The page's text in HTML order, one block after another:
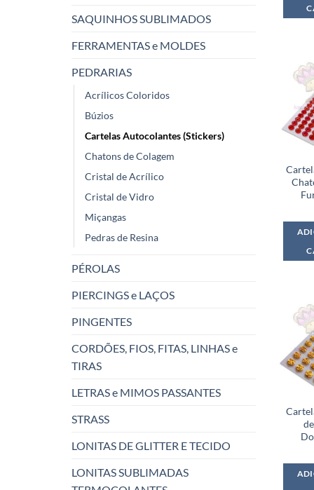
SAQUINHOS SUBLIMADOS
FERRAMENTAS e MOLDES
PEDRARIAS
Acrílicos Coloridos
Búzios
Cartelas Autocolantes (Stickers)
Chatons de Colagem
Cristal de Acrílico
Cristal de Vidro
Miçangas
Pedras de Resina
PÉROLAS
PIERCINGS e LAÇOS
PINGENTES
CORDÕES, FIOS, FITAS, LINHAS e
TIRAS
LETRAS e MIMOS PASSANTES
STRASS
LONITAS DE GLITTER E TECIDO
LONITAS SUBLIMADAS